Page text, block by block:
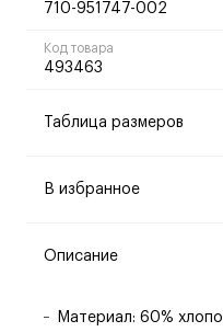
710-951747-002
Код товара
493463
Таблица размеров
В избранное
Описание
Материал: 60%